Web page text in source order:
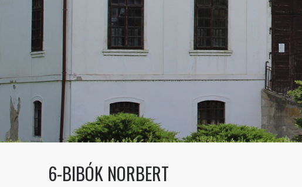
6-BIBÓK NORBERT